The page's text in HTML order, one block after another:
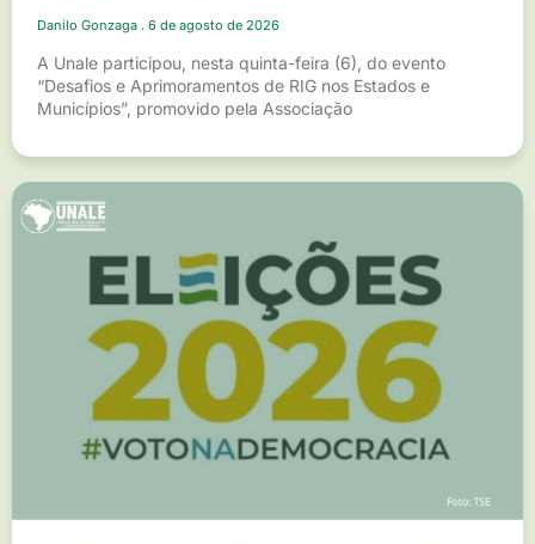
Danilo Gonzaga 6 de agosto de 2026
A Unale participou, nesta quinta-feira (6), do evento
“Desafios e Aprimoramentos de RIG nos Estados e
Municípios”, promovido pela Associação